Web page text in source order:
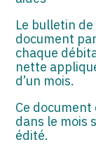
Le bulletin
document
chaque
nette
d’un mois.
Ce
dans le mois
édité.